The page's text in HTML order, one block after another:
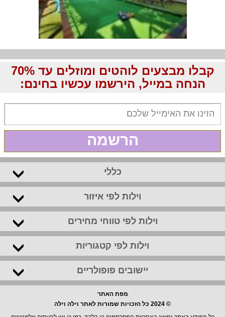
קבלו מבצעים לוהטים ומוזלים עד 70%
הנחה במייל, הירשמו עכשיו בחינם:
הרשמה
כללי
וילות לפי איזור
וילות לפי טווחי מחירים
וילות לפי קטגוריות
יישובים פופולריים
מפת האתר
© 2024 כל הזכויות שמורות לאתר וילה וילה